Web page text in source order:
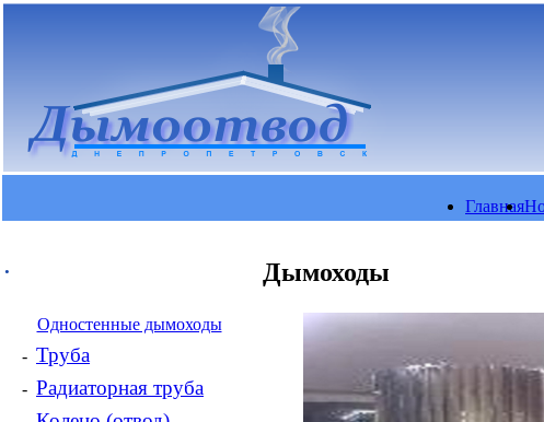
Главная
.
Одностенные дымоходы
- Труба
- Радиаторная труба
Дымоходы